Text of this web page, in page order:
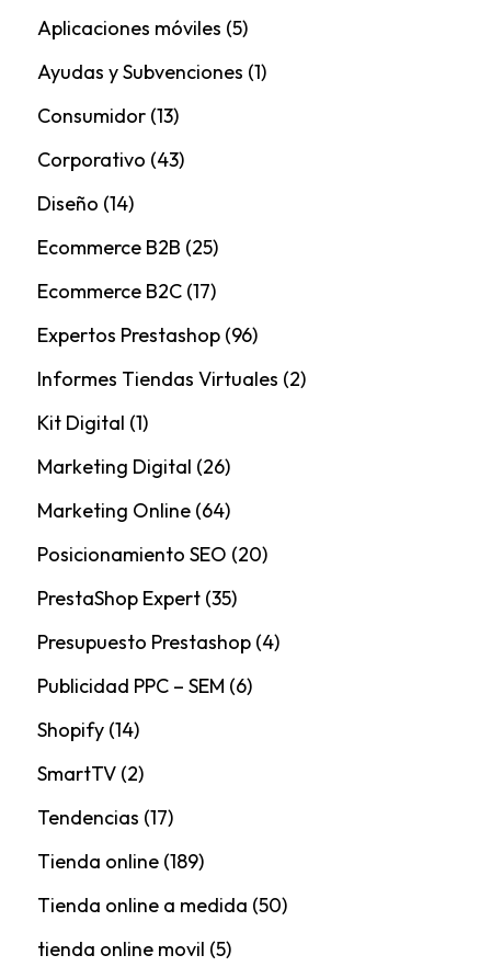
Aplicaciones móviles (5)
Ayudas y Subvenciones (1)
Consumidor(13)
Corporativo (43)
Diseño (14)
Ecommerce B2B (25)
Ecommerce B2C(17)
Expertos Prestashop(96)
Informes Tiendas Virtuales (2)
Kit Digital (1)
Marketing Digital (26)
Marketing Online(64)
Posicionamiento SEO (20)
PrestaShop Expert(35)
Presupuesto Prestashop(4)
Publicidad PPC – SEM (6)
Shopify(14)
SmartTV(2)
Tendencias (17)
Tienda online(189)
Tienda online a medida (50)
tienda online movil (5)